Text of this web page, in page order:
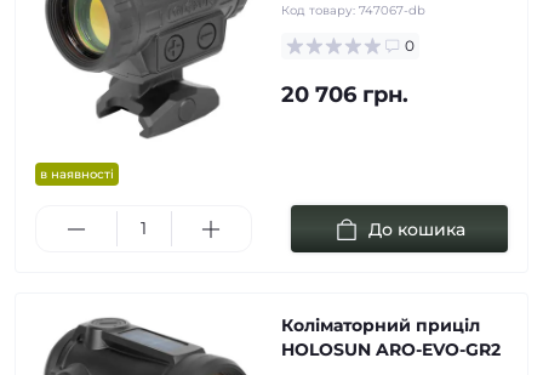
в наявності
Код товару: 747067-db
0
20 706 грн.
До кошика
Коліматорний приціл
HOLOSUN ARO-EVO-GR2